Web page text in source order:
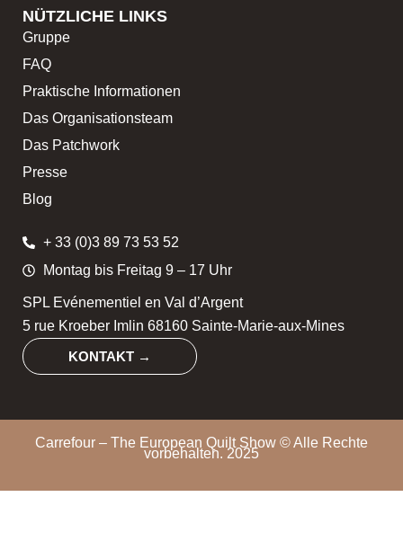
NÜTZLICHE LINKS
Gruppe
FAQ
Praktische Informationen
Das Organisationsteam
Das Patchwork
Presse
Blog
+ 33 (0)3 89 73 53 52
Montag bis Freitag 9 – 17 Uhr
SPL Evénementiel en Val d’Argent
5 rue Kroeber Imlin 68160 Sainte-Marie-aux-Mines
KONTAKT →
Carrefour – The European Quilt Show © Alle Rechte
vorbehalten. 2025